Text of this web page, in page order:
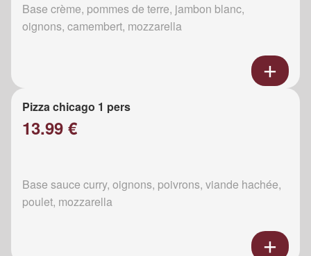
Base crème, pommes de terre, jambon blanc,
oignons, camembert, mozzarella
Pizza chicago 1 pers
13.99 €
Base sauce curry, oignons, poivrons, viande hachée,
poulet, mozzarella